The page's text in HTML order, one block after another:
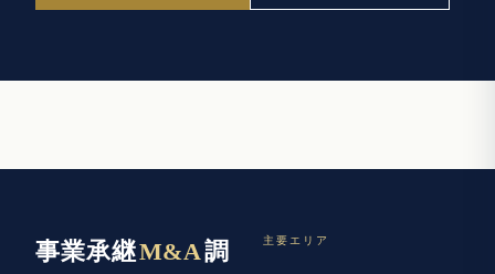
事業承継M&A調
主要エリア